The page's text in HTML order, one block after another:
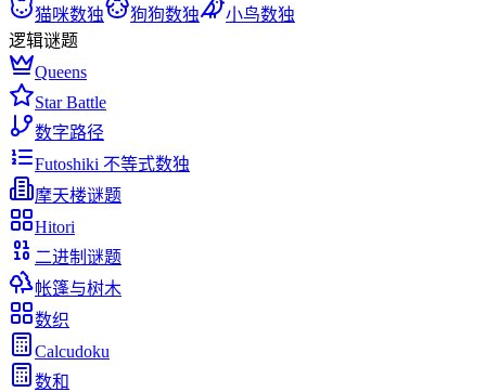
猫咪数独
狗狗数独
小鸟数独
逻辑谜题
Queens
Star Battle
数字路径
Futoshiki 不等式数独
摩天楼谜题
Hitori
二进制谜题
帐篷与树木
数织
Calcudoku
数和